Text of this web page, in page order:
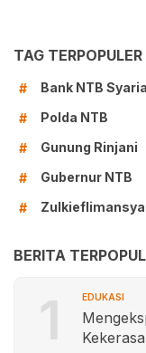
TAG TERPOPULER
#
Bank NTB
#
Polda NTB
#
Gunung Rinjani
#
Gubernur NTB
#
BERITA
1 EDUKASI